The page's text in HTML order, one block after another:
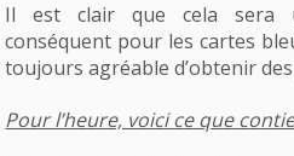
Il est clair que cela sera
conséquent pour les cartes
toujours agréable d’obtenir
Pour l’heure, voici ce que